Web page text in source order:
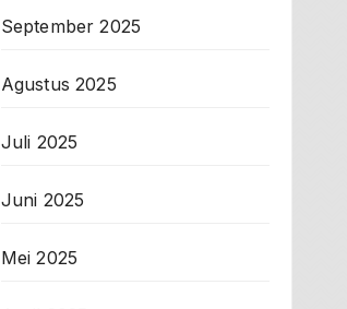
September 2025
Agustus 2025
Juli 2025
Juni 2025
Mei 2025